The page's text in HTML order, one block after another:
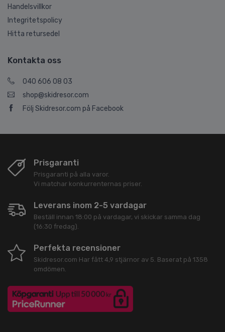
Handelsvillkor
Integritetspolicy
Hitta retursedel
Kontakta oss
040 606 08 03
shop@skidresor.com
Följ Skidresor.com på Facebook
Prisgaranti
Prisgaranti på alla varor.
Vi matchar konkurrenternas priser.
Leverans inom 2-5 vardagar
Beställ innan 18:00 på vardagar, vi skickar samma dag
(16:30 fredag).
Perfekta recensioner
Skidresor.com Har fått 4,9 stjärnor av 5 . Baserat på 1358
omdömen.